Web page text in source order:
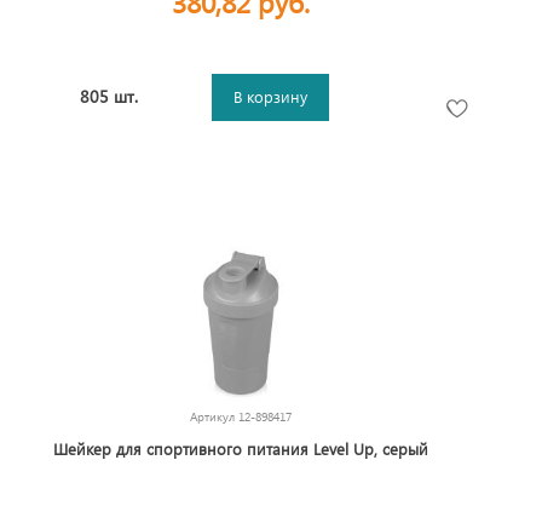
805 шт. В корзину
Артикул 12-898417
Шейкер для спортивного питания Level Up, серый